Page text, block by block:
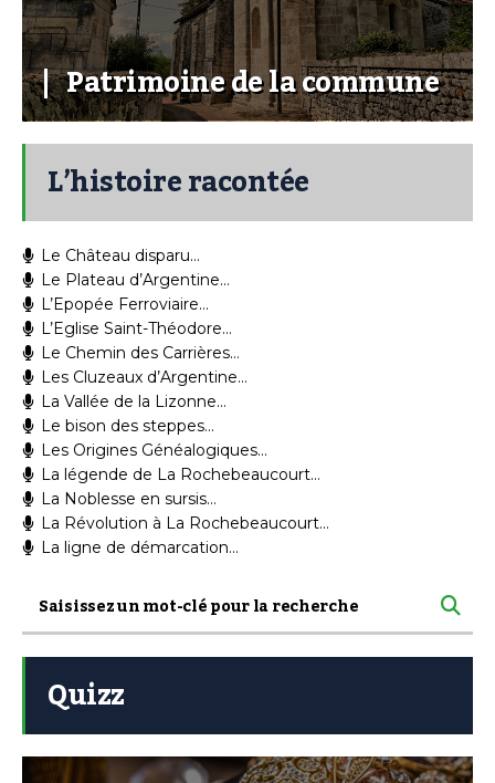
Patrimoine de la commune
L’histoire racontée
Le Château disparu…
Le Plateau d’Argentine…
L’Epopée Ferroviaire…
L’Eglise Saint-Théodore…
Le Chemin des Carrières…
Les Cluzeaux d’Argentine…
La Vallée de la Lizonne…
Le bison des steppes…
Les Origines Généalogiques…
La légende de La Rochebeaucourt…
La Noblesse en sursis…
La Révolution à La Rochebeaucourt…
La ligne de démarcation…
Quizz